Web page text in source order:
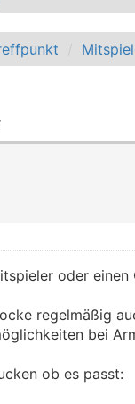
oder einen
regelmäßig
bei
ob es passt: